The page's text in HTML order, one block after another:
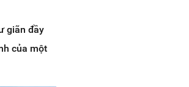
giãn đầy
của một